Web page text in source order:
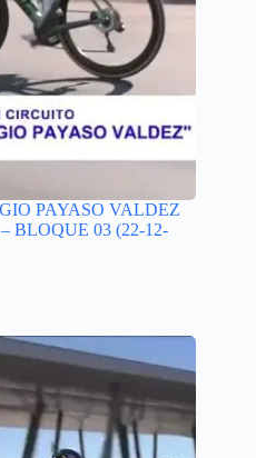
PAYASO VALDEZ
BLOQUE 03 (22-12-